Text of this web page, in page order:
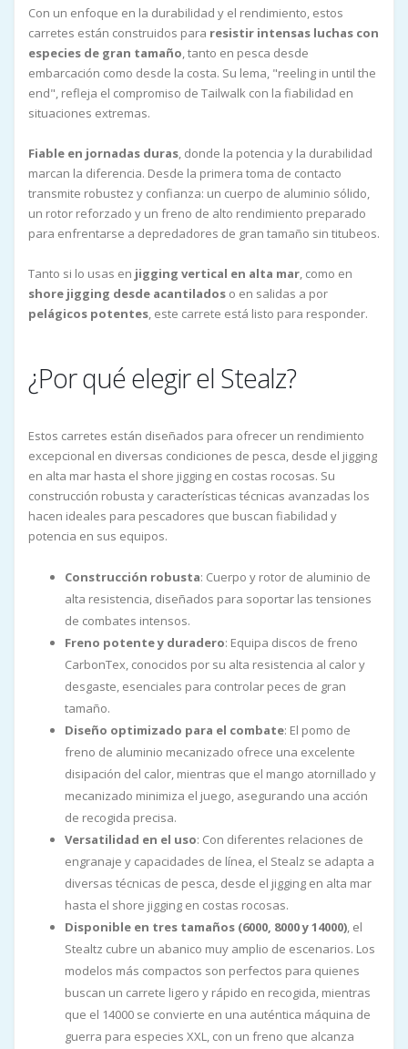
Con un enfoque en la durabilidad y el rendimiento, estos
carretes están construidos para resistir intensas luchas con
especies de gran tamaño, tanto en pesca desde
embarcación como desde la costa. Su lema, "reeling in until the
end", refleja el compromiso de Tailwalk con la fiabilidad en
situaciones extremas.
Fiable en jornadas duras, donde la potencia y la durabilidad
marcan la diferencia. Desde la primera toma de contacto
transmite robustez y confianza: un cuerpo de aluminio sólido,
un rotor reforzado y un freno de alto rendimiento preparado
para enfrentarse a depredadores de gran tamaño sin titubeos.
Tanto si lo usas en jigging vertical en alta mar, como en
shore jigging desde acantilados o en salidas a por
pelágicos potentes, este carrete está listo para responder.
¿Por qué elegir el Stealz?
Estos carretes están diseñados para ofrecer un rendimiento
excepcional en diversas condiciones de pesca, desde el jigging
en alta mar hasta el shore jigging en costas rocosas. Su
construcción robusta y características técnicas avanzadas los
hacen ideales para pescadores que buscan fiabilidad y
potencia en sus equipos.
Construcción robusta: Cuerpo y rotor de aluminio de
alta resistencia, diseñados para soportar las tensiones
de combates intensos.
Freno potente y duradero: Equipa discos de freno
CarbonTex, conocidos por su alta resistencia al calor y
desgaste, esenciales para controlar peces de gran
tamaño.
Diseño optimizado para el combate: El pomo de
freno de aluminio mecanizado ofrece una excelente
disipación del calor, mientras que el mango atornillado y
mecanizado minimiza el juego, asegurando una acción
de recogida precisa.
Versatilidad en el uso: Con diferentes relaciones de
engranaje y capacidades de línea, el Stealz se adapta a
diversas técnicas de pesca, desde el jigging en alta mar
hasta el shore jigging en costas rocosas.
Disponible en tres tamaños (6000, 8000 y 14000), el
Stealtz cubre un abanico muy amplio de escenarios. Los
modelos más compactos son perfectos para quienes
buscan un carrete ligero y rápido en recogida, mientras
que el 14000 se convierte en una auténtica máquina de
guerra para especies XXL, con un freno que alcanza